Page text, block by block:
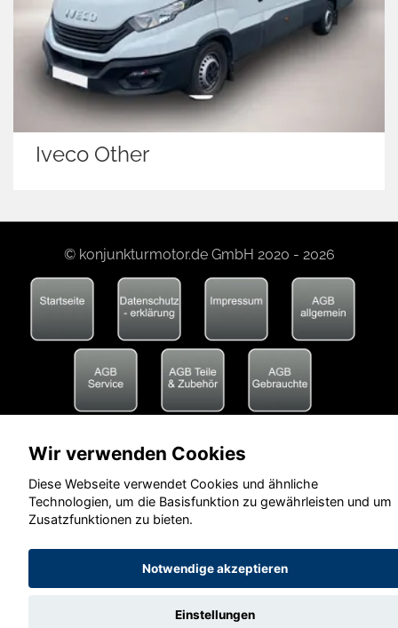
Iveco Other
© konjunkturmotor.de GmbH 2020 - 2026
Wir verwenden Cookies
Diese Webseite verwendet Cookies und ähnliche
Technologien, um die Basisfunktion zu gewährleisten und um
Zusatzfunktionen zu bieten.
Notwendige akzeptieren
Einstellungen